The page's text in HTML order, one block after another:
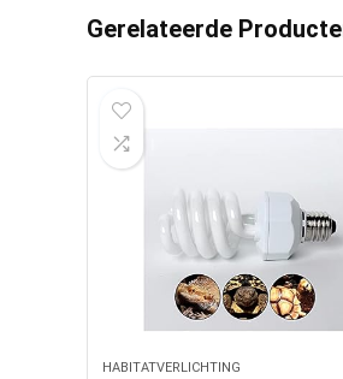
Gerelateerde
HABITATVERLICHTING